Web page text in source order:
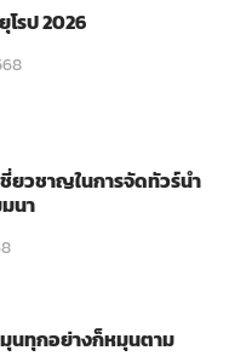
โรป 2026
ชี่ยวชาญในการจัดทัวร์นำ
นา
นทุกอย่างก็หมุนตาม